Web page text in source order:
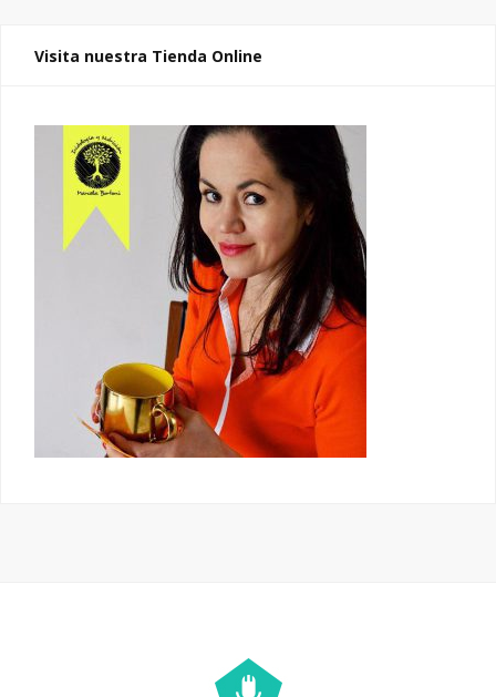
Visita nuestra Tienda Online